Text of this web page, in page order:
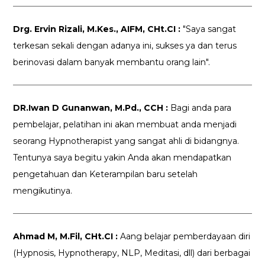
Drg. Ervin Rizali, M.Kes., AIFM, CHt.CI : "Saya sangat
terkesan sekali dengan adanya ini, sukses ya dan terus
berinovasi dalam banyak membantu orang lain".
DR.Iwan D Gunanwan, M.Pd., CCH : Bagi anda para
pembelajar, pelatihan ini akan membuat anda menjadi
seorang Hypnotherapist yang sangat ahli di bidangnya.
Tentunya saya begitu yakin Anda akan mendapatkan
pengetahuan dan Keterampilan baru setelah
mengikutinya.
Ahmad M, M.Fil, CHt.CI : Aang belajar pemberdayaan diri
(Hypnosis, Hypnotherapy, NLP, Meditasi, dll) dari berbagai